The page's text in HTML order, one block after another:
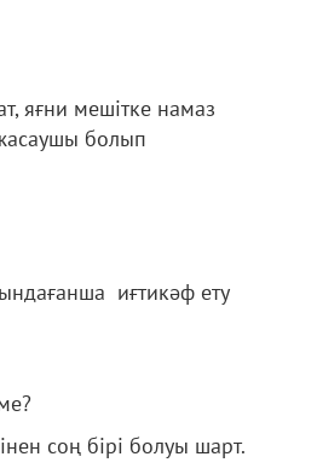
яғни мешітке намаз
болып
иғтикәф ету
соң бірі болуы шарт.